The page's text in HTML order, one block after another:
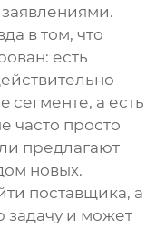
в том, что
есть
сегменте, а есть
часто просто
предлагают
новых.
поставщика, а
задачу и может